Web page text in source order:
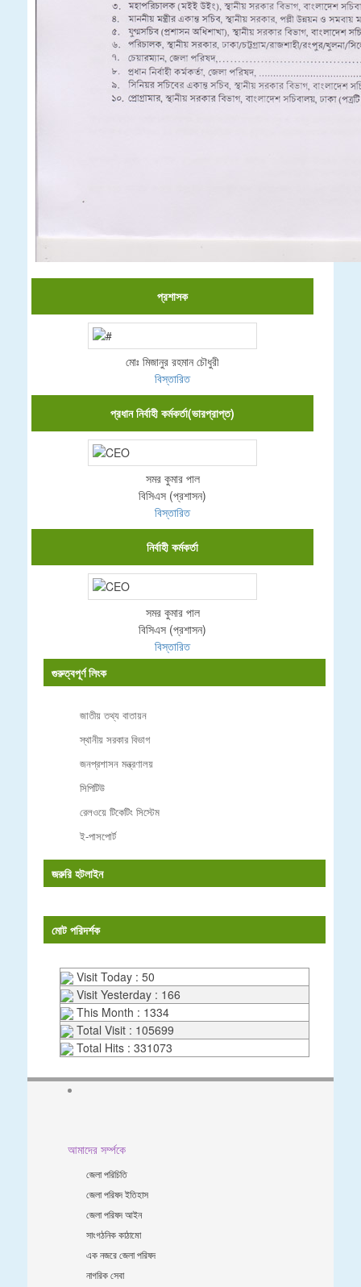
প্রশাসক
মোঃ মিজানুর রহমান চৌধুরী
বিস্তারিত
প্রধান নির্বাহী কর্মকর্তা(ভারপ্রাপ্ত)
সমর কুমার পাল
বিসিএস (প্রশাসন)
বিস্তারিত
নির্বাহী কর্মকর্তা
সমর কুমার পাল
বিসিএস (প্রশাসন)
বিস্তারিত
গুরুত্বপূর্ণ লিংক
জাতীয় তথ্য বাতায়ন
স্থানীয় সরকার বিভাগ
জনপ্রশাসন মন্ত্রণালয়
সিপিটিউ
রেলওয়ে টিকেটিং সিস্টেম
ই-পাসপোর্ট
জরুরি হটলাইন
মোট পরিদর্শক
Visit Today : 50
Visit Yesterday : 166
This Month : 1334
Total Visit : 105699
Total Hits : 331073
আমাদের সর্ম্পকে
জেলা পরিচিতি
জেলা পরিষদ ইতিহাস
জেলা পরিষদ আইন
সাংগঠনিক কাঠামো
এক নজরে জেলা পরিষদ
নাগরিক সেবা